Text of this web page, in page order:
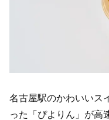
名古屋駅のかわいいス
った「ぴよりん」が高